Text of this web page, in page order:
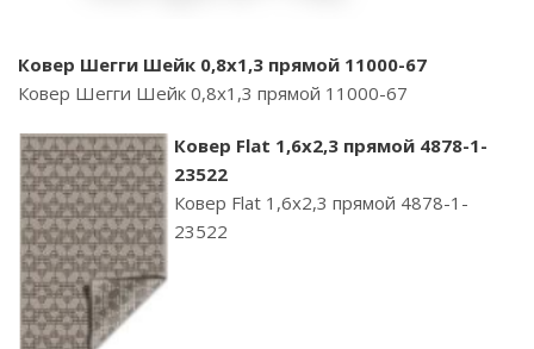
Ковер Шегги Шейк 0,8х1,3 прямой 11000-67
Ковер Шегги Шейк 0,8х1,3 прямой 11000-67
Ковер Flat 1,6х2,3 прямой 4878-1-
23522
Ковер Flat 1,6х2,3 прямой 4878-1-
23522